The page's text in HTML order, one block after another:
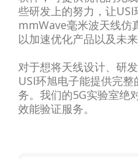
些研发上的努力，让USI
mmWave毫米波天线仿
以加速优化产品以及未来
对于想将天线设计、研
USI环旭电子能提供完
务。我们的5G实验室绝
效能验证服务。